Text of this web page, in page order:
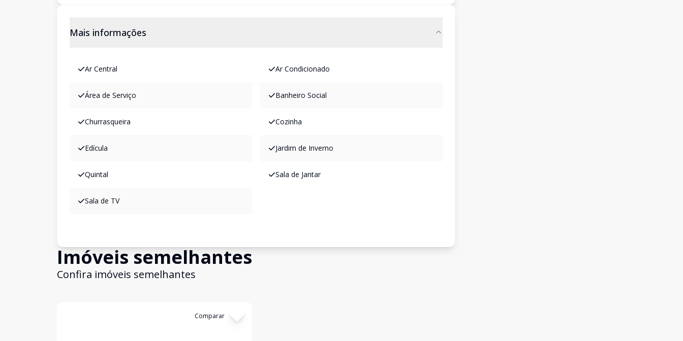
Mais informações
Ar Central Ar Condicionado
Área de Serviço Banheiro Social
Churrasqueira Cozinha
Edícula Jardim de Inverno
Quintal Sala de Jantar
Sala de TV
Imóveis semelhantes
Confira imóveis semelhantes
Comparar